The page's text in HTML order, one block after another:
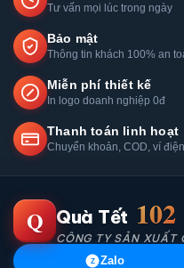
Tư vấn mọi lúc trong ngày
Bảo mật
Thông tin khách 100% an
Miễn phí thiết kế
In logo doanh nghiệp 0đ
Thanh toán linh hoạt
Chuyển khoản, COD, ví
Q Quà Tết 102
CÔNG TY SẢN XUẤT
Z Zalo